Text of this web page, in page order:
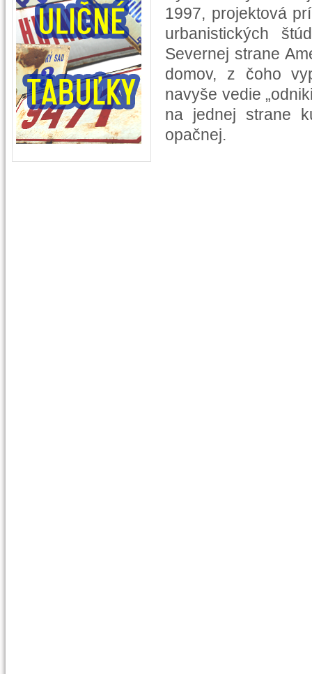
1997, projektová
urbanistických
Severnej strane
domov, z čoho
navyše vedie
na jednej strane
opačnej.